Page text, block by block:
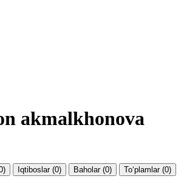
akmalkhonova
Iqtiboslar (0) Baholar (0) To‘plamlar (0)